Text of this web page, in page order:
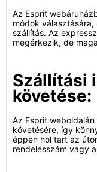
Az Esprit
módok
szállítás. Az
megérkezik, de
Szállítási
követése:
Az Esprit
követésére, így
éppen hol tart az
rendelésszám vagy